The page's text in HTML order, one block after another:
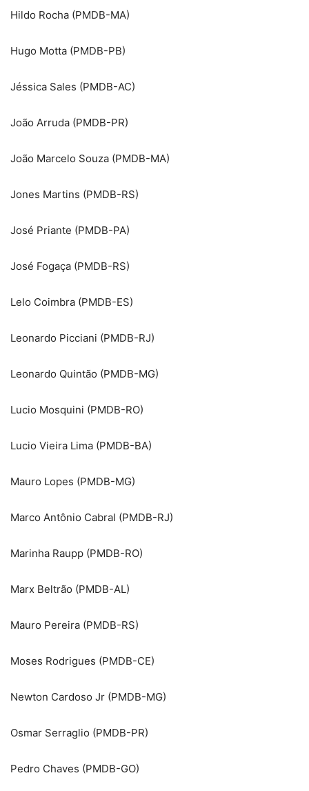
Hildo Rocha (PMDB-MA)
Hugo Motta (PMDB-PB)
Jéssica Sales (PMDB-AC)
João Arruda (PMDB-PR)
João Marcelo Souza (PMDB-MA)
Jones Martins (PMDB-RS)
José Priante (PMDB-PA)
José Fogaça (PMDB-RS)
Lelo Coimbra (PMDB-ES)
Leonardo Picciani (PMDB-RJ)
Leonardo Quintão (PMDB-MG)
Lucio Mosquini (PMDB-RO)
Lucio Vieira Lima (PMDB-BA)
Mauro Lopes (PMDB-MG)
Marco Antônio Cabral (PMDB-RJ)
Marinha Raupp (PMDB-RO)
Marx Beltrão (PMDB-AL)
Mauro Pereira (PMDB-RS)
Moses Rodrigues (PMDB-CE)
Newton Cardoso Jr (PMDB-MG)
Osmar Serraglio (PMDB-PR)
Pedro Chaves (PMDB-GO)